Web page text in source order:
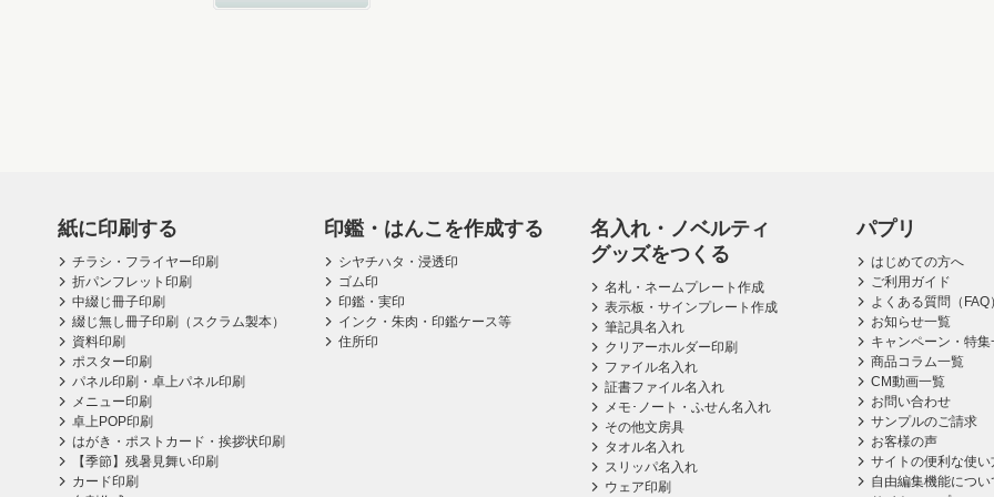
紙に印刷する
チラシ・フライヤー印刷
折パンフレット印刷
中綴じ冊子印刷
綴じ無し冊子印刷（スクラム製本）
資料印刷
ポスター印刷
パネル印刷・卓上パネル印刷
メニュー印刷
卓上POP印刷
はがき・ポストカード・挨拶状印刷
【季節】残暑見舞い印刷
カード印刷
印鑑・はんこを作成する
シヤチハタ・浸透印
ゴム印
印鑑・実印
インク・朱肉・印鑑ケース等
住所印
名入れ・ノベルティ
グッズをつくる
名札・ネームプレート作成
表示板・サインプレート作成
筆記具名入れ
クリアーホルダー印刷
ファイル名入れ
証書ファイル名入れ
メモ･ノート・ふせん名入れ
その他文房具
タオル名入れ
スリッパ名入れ
ウェア印刷
パプリ
はじめての方へ
ご利用ガイド
よくある質問（FAQ
お知らせ一覧
キャンペーン・特集
商品コラム一覧
CM動画一覧
お問い合わせ
サンプルのご請求
お客様の声
サイトの便利な使い
自由編集機能につい